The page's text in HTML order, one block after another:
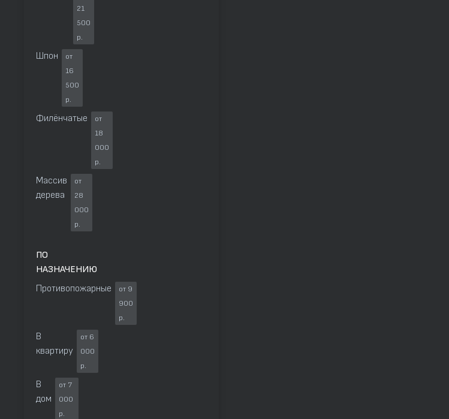
21
500
р.
Шпон
от
16
500
р.
Филёнчатые
от
18
000
р.
Массив
дерева
от
28
000
р.
ПО
НАЗНАЧЕНИЮ
Противопожарные
от 9
900
р.
В
квартиру
от 6
000
р.
В
дом
от 7
000
р.